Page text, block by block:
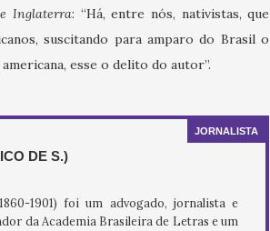
Inglaterra: “Há, entre nós, nativistas, que
suscitando para amparo do Brasil o
esse o delito do autor”.
JORNALISTA
DE S.)
1901) foi um advogado, jornalista e
da Academia Brasileira de Letras e um